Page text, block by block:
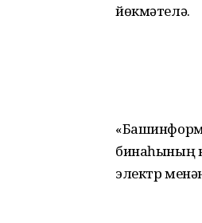
йөкмәтелә.
бинаһының
электр